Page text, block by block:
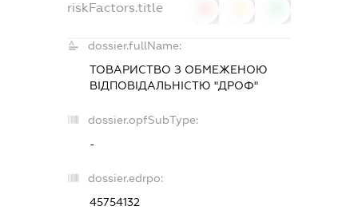
riskFactors.title
dossier.fullName:
ТОВАРИСТВО З ОБМЕЖЕНОЮ
ВІДПОВІДАЛЬНІСТЮ "ДРОФ"
dossier.opfSubType:
-
dossier.edrpo:
45754132